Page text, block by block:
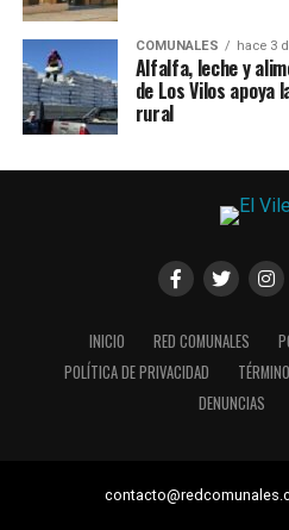
COMUNALES hace 3
Alfalfa, leche y
de Los Vilos apoya
rural
INICIO RED COMUNALES
POLÍTICA DE PRIVACIDAD
DENUNCIAS